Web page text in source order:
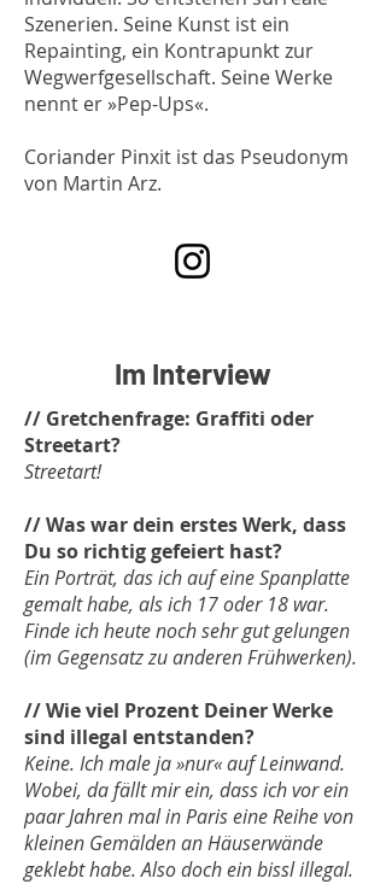
Szenerien. Seine Kunst ist ein
Repainting, ein Kontrapunkt zur
Wegwerfgesellschaft. Seine Werke
nennt er »Pep-Ups«.
Coriander Pinxit ist das Pseudonym
von Martin Arz.
Im Interview
// Gretchenfrage: Graffiti oder
Streetart?
Streetart!
// Was war dein erstes Werk, dass
Du so richtig gefeiert hast?
Ein Porträt, das ich auf eine Spanplatte
gemalt habe, als ich 17 oder 18 war.
Finde ich heute noch sehr gut gelungen
(im Gegensatz zu anderen Frühwerken).
// Wie viel Prozent Deiner Werke
sind illegal entstanden?
Keine. Ich male ja »nur« auf Leinwand.
Wobei, da fällt mir ein, dass ich vor ein
paar Jahren mal in Paris eine Reihe von
kleinen Gemälden an Häuserwände
geklebt habe. Also doch ein bissl illegal.